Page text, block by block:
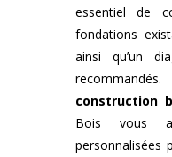
essentiel de
fondations
ainsi qu’un
construction
Bois vous
personnalisées